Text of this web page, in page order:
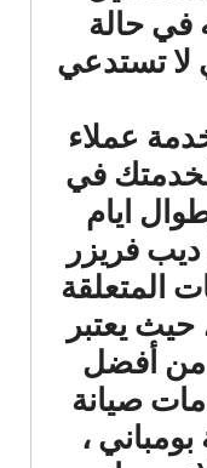
في حالة
لا تستدعي
عملاء
لخدمتك في
ايام
ديب فريزر
المتعلقة
حيث يعتبر
من أفضل
صيانة
،